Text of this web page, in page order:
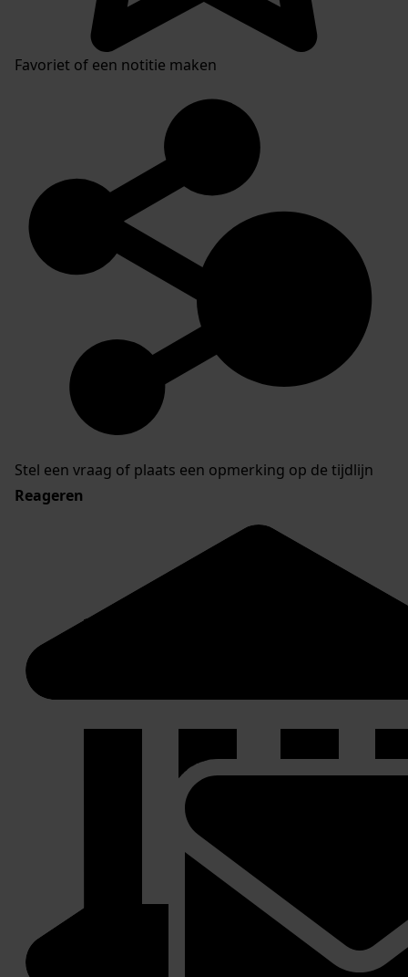
Favoriet of een notitie maken
Stel een vraag of plaats een opmerking op de tijdlijn
Reageren